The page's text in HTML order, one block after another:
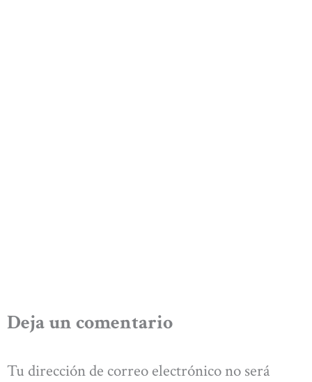
Deja un comentario
Tu dirección de correo electrónico no será